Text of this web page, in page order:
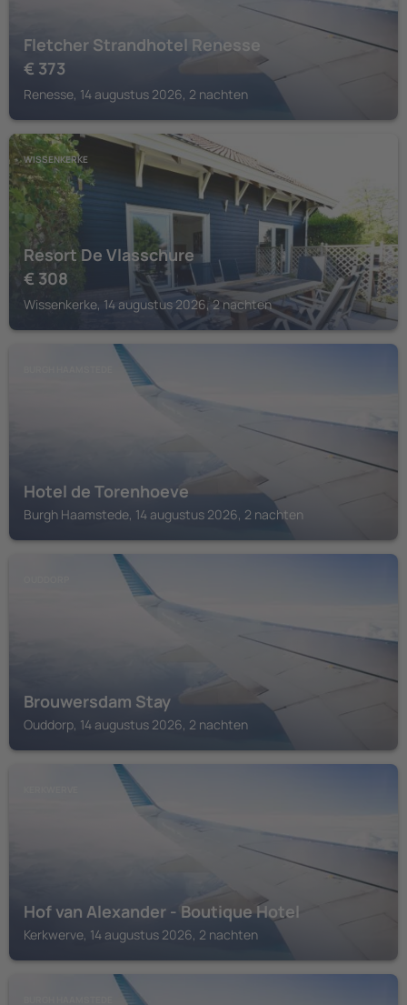
Fletcher Strandhotel Renesse
€ 373
Renesse, 14 augustus 2026, 2 nachten
WISSENKERKE
Resort De Vlasschure
€ 308
Wissenkerke, 14 augustus 2026, 2 nachten
Hotel de Torenhoeve
Burgh Haamstede, 14 augustus 2026, 2 nachten
Brouwersdam Stay
Ouddorp, 14 augustus 2026, 2 nachten
Hof van Alexander - Boutique Hotel
Kerkwerve, 14 augustus 2026, 2 nachten